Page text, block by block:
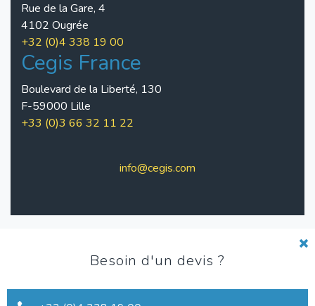
Rue de la Gare, 4
4102 Ougrée
+32 (0)4 338 19 00
Cegis France
Boulevard de la Liberté, 130
F-59000 Lille
+33 (0)3 66 32 11 22
info@cegis.com
de
Charte de qualitéBesoin d'un devis ?